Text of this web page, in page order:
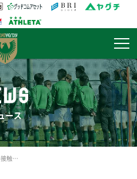
ース
阿部拓馬選手の接触事故について